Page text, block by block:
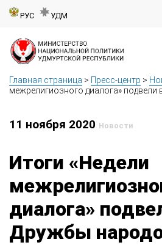
РУС УДМ
Главная страница > Пресс-центр >
межрелигиозного диалога»
11 ноября 2020 Новости
Итоги «Недели
диалога»
Дружбы